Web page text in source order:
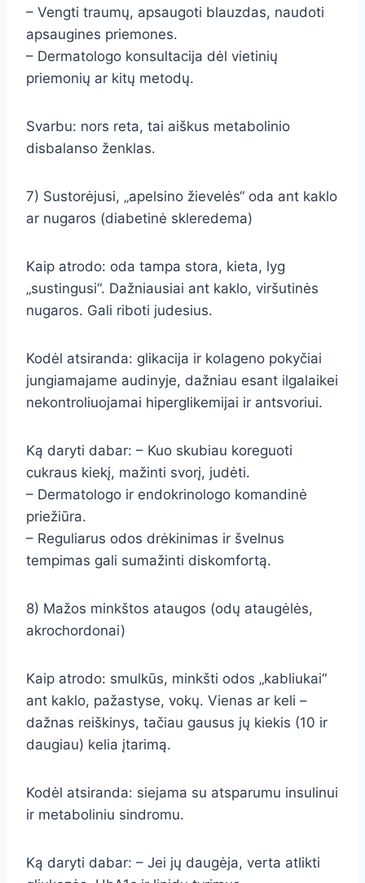
– Vengti traumų, apsaugoti blauzdas, naudoti
apsaugines priemones.
– Dermatologo konsultacija dėl vietinių
priemonių ar kitų metodų.
Svarbu: nors reta, tai aiškus metabolinio
disbalanso ženklas.
7) Sustorėjusi, „apelsino žievelės“ oda ant kaklo
ar nugaros (diabetinė skleredema)
Kaip atrodo: oda tampa stora, kieta, lyg
„sustingusi“. Dažniausiai ant kaklo, viršutinės
nugaros. Gali riboti judesius.
Kodėl atsiranda: glikacija ir kolageno pokyčiai
jungiamajame audinyje, dažniau esant ilgalaikei
nekontroliuojamai hiperglikemijai ir antsvoriui.
Ką daryti dabar: – Kuo skubiau koreguoti
cukraus kiekį, mažinti svorį, judėti.
– Dermatologo ir endokrinologo komandinė
priežiūra.
– Reguliarus odos drėkinimas ir švelnus
tempimas gali sumažinti diskomfortą.
8) Mažos minkštos ataugos (odų ataugėlės,
akrochordonai)
Kaip atrodo: smulkūs, minkšti odos „kabliukai“
ant kaklo, pažastyse, vokų. Vienas ar keli –
dažnas reiškinys, tačiau gausus jų kiekis (10 ir
daugiau) kelia įtarimą.
Kodėl atsiranda: siejama su atsparumu insulinui
ir metaboliniu sindromu.
Ką daryti dabar: – Jei jų daugėja, verta atlikti